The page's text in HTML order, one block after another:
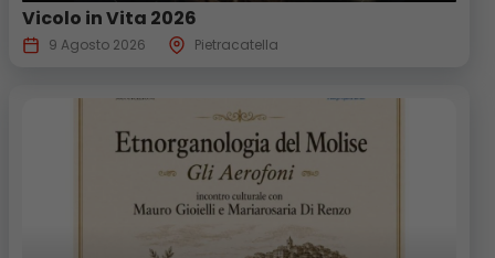
Vicolo in Vita 2026
9 Agosto 2026 Pietracatella